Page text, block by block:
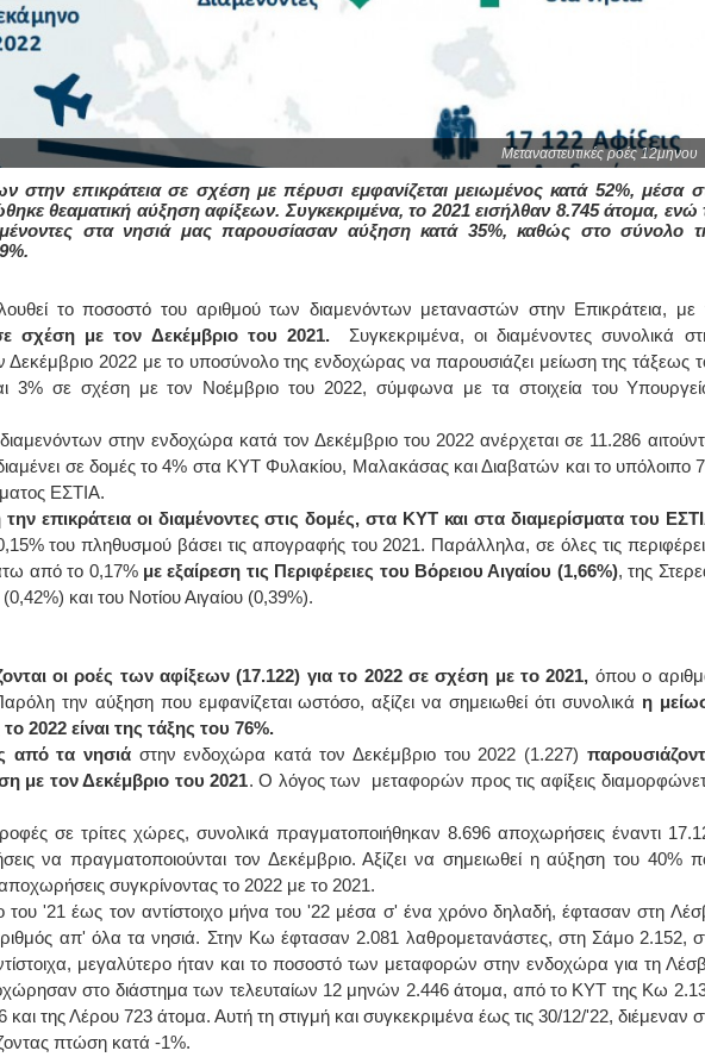
Μεταναστευτικές ροές 12μηνου
στην επικράτεια σε σχέση με πέρυσι εμφανίζεται μειωμένος κατά 52%, μέσα
θεαματική αύξηση αφίξεων. Συγκεκριμένα, το 2021 εισήλθαν 8.745 άτομα, ενώ
στα νησιά μας παρουσίασαν αύξηση κατά 35%, καθώς στο σύνολο
το ποσοστό του αριθμού των διαμενόντων μεταναστών στην Επικράτεια, με
σχέση με τον Δεκέμβριο του 2021.Συγκεκριμένα, οι διαμένοντες συνολικά
Δεκέμβριο 2022 με το υποσύνολο της ενδοχώρας να παρουσιάζει μείωση της τάξεως
3% σε σχέση με τον Νοέμβριο του 2022, σύμφωνα με τα στοιχεία του
στην ενδοχώρα κατά τον Δεκέμβριο του 2022 ανέρχεται σε 11.286
σε δομές το 4% στα ΚΥΤ Φυλακίου, Μαλακάσας και Διαβατών και το υπόλοιπο
ΕΣΤΙΑ.
επικράτεια οι διαμένοντες στις δομές, στα ΚΥΤ και στα διαμερίσματα του
του πληθυσμού βάσει τις απογραφής του 2021. Παράλληλα, σε όλες τις
από το 0,17% με εξαίρεση τις Περιφέρειες του Βόρειου Αιγαίου (1,66%), της
και του Νοτίου Αιγαίου (0,39%).
οι ροές των αφίξεων (17.122) για το 2022 σε σχέση με το 2021, όπου ο
την αύξηση που εμφανίζεται ωστόσο, αξίζει να σημειωθεί ότι συνολικά η
2022 είναι της τάξης του 76%.
από τα νησιάστην ενδοχώρα κατά τον Δεκέμβριο του 2022 (1.227)
με τον Δεκέμβριο του 2021. Ο λόγος των μεταφορών προς τις αφίξεις
σε τρίτες χώρες, συνολικά πραγματοποιήθηκαν 8.696 αποχωρήσεις έναντι
να πραγματοποιούνται τον Δεκέμβριο. Αξίζει να σημειωθεί η αύξηση του 40%
αποχωρήσεις συγκρίνοντας το 2022 με το 2021.
του '21 έως τον αντίστοιχο μήνα του '22 μέσα σ' ένα χρόνο δηλαδή, έφτασαν στη
απ' όλα τα νησιά. Στην Κω έφτασαν 2.081 λαθρομετανάστες, στη Σάμο 2.152,
μεγαλύτερο ήταν και το ποσοστό των μεταφορών στην ενδοχώρα για τη
στο διάστημα των τελευταίων 12 μηνών 2.446 άτομα, από το ΚΥΤ της Κω
της Λέρου 723 άτομα. Αυτή τη στιγμή και συγκεκριμένα έως τις 30/12/'22, διέμεναν
πτώση κατά -1%.
ΧΕΙΡΟΥΡΓΟΣ
ΟΦΘΑΛΜΙΑΤΡΟΣ
Διδάκτωρ Ιατρικής Σχολής
Πανεπιστημίου Αθηνών
Καλλιπόλεως 3,Νέα Σμύρνη,
τηλ:210-9320215
2251038065
Έλενα Μπούμπα
Στρατιωτικός Ιατρός
Διδ.Παν.Αθηνών
Διπλωματούχος Ευρ.Ακαδημίας